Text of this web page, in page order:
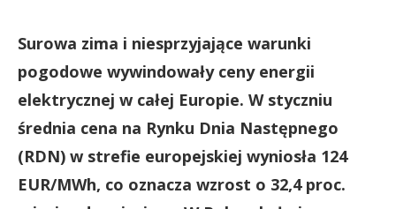
Surowa zima i niesprzyjające warunki
pogodowe wywindowały ceny energii
elektrycznej w całej Europie. W styczniu
średnia cena na Rynku Dnia Następnego
(RDN) w strefie europejskiej wyniosła 124
EUR/MWh, co oznacza wzrost o 32,4 proc.